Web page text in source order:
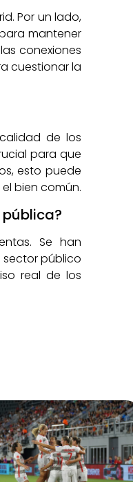
Por un lado,
mantener
conexiones
cuestionar la
de los
para que
esto puede
bien común.
Se han
público
real de los